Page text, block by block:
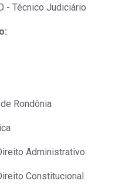
- Técnico Judiciário
Rondônia
Administrativo
Constitucional